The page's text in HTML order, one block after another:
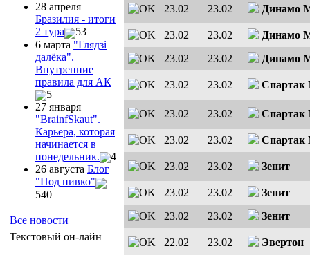
28 апреля
Бразилия - итоги
2 тура
53
6 марта "Глядзi
далёка".
Внутренние
правила для АК
5
27 января
"ВrainfSkaut".
Карьера, которая
начинается в
понедельник.
4
26 августа Блог
"Под пивко"
540
Все новости
Текстовый он-лайн
23.02 23.02 Динамо
23.02 23.02
Динамо
23.02
23.02 Динамо
23.02 23.02
23.02 23.02
23.02 23.02
23.02 23.02 Зенит
23.02 23.02
Зенит
23.02
23.02 Зенит
22.02 23.02 Эвертон